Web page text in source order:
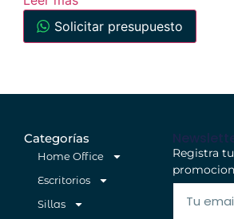
Solicitar presupuesto
Categorías
Home Office
Escritorios
Sillas
Registra